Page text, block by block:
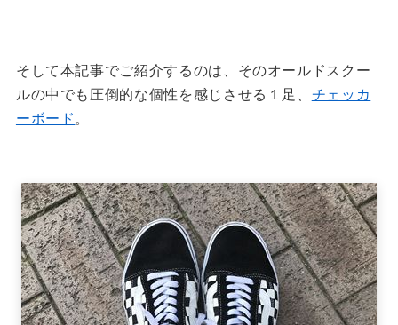
そして本記事でご紹介するのは、そのオールドスクー
ルの中でも圧倒的な個性を感じさせる１足、 チェッカ
ーボード 。